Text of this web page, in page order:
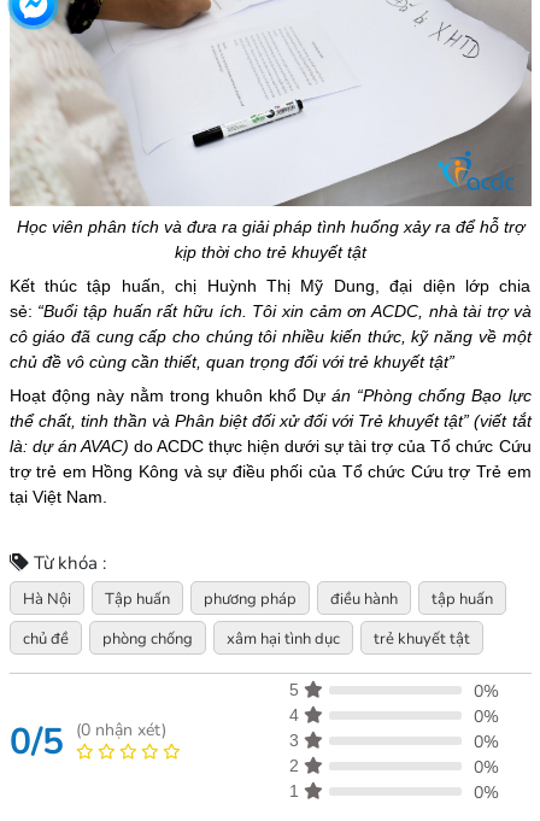
Học viên phân tích và đưa ra giải pháp tình huống xảy ra để hỗ trợ
kịp thời cho trẻ khuyết tật
Kết thúc tập huấn, chị Huỳnh Thị Mỹ Dung, đại diện lớp chia
sẻ: “Buổi tập huấn rất hữu ích. Tôi xin cảm ơn ACDC, nhà tài trợ và
cô giáo đã cung cấp cho chúng tôi nhiều kiến thức, kỹ năng về một
chủ đề vô cùng cần thiết, quan trọng đối với trẻ khuyết tật”
Hoạt động này nằm trong khuôn khổ Dựán “Phòng chống Bạo lực
thể chất, tinh thần và Phân biệt đối xử đối với Trẻ khuyết tật” (viết tắt
là: dự án AVAC) do ACDC thực hiện dưới sự tài trợ của Tổ chức Cứu
trợ trẻ em Hồng Kông và sự điều phối của Tổ chức Cứu trợ Trẻ em
tại Việt Nam.
Từ khóa :
Hà Nội Tập huấn phương pháp điều hành
tập huấn
chủ đề
phòng chống xâm hại tình dục trẻ khuyết tật
0/5 (0nhận xét)
5 0%
4 0%
3 0%
2 0%
1 0%